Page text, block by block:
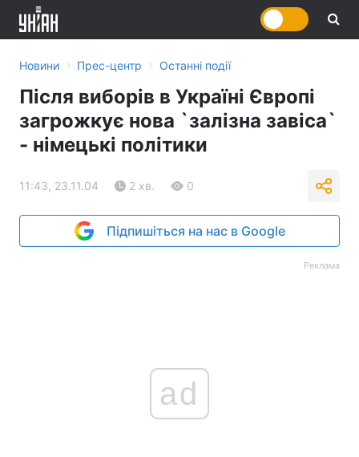
Новини › Прес-центр › Останні події
Після виборів в Україні Європі
загрожкує нова `залізна завіса`
- німецькі політики
11:43, 23.11.04 2 хв. 0
Підпишіться на нас в Google
Реклама
ad